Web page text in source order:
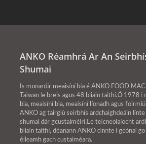
ANKO Réamhrá Ar An
Shumai
Is monaróir meaisíní bia é ANKO FOOD
Taiwan le breis agus 48 bliain taithí.Ó 1978 i
bia, meaisíní bia, meaisíní líonadh agus
ANKO ag tairgiú seirbhís ardchaighdeáin
shumai dár gcustaiméirí.Le teicneolaíocht
bliain taithí, déanann ANKO cinnte i gcónaí
éileamh gach custaiméara.